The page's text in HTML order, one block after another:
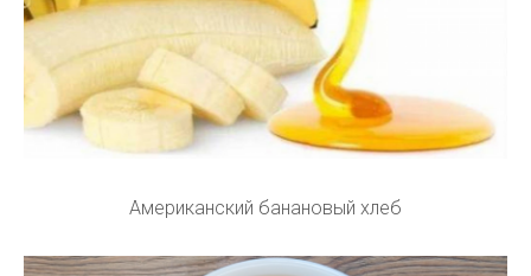
Американский банановый хлеб